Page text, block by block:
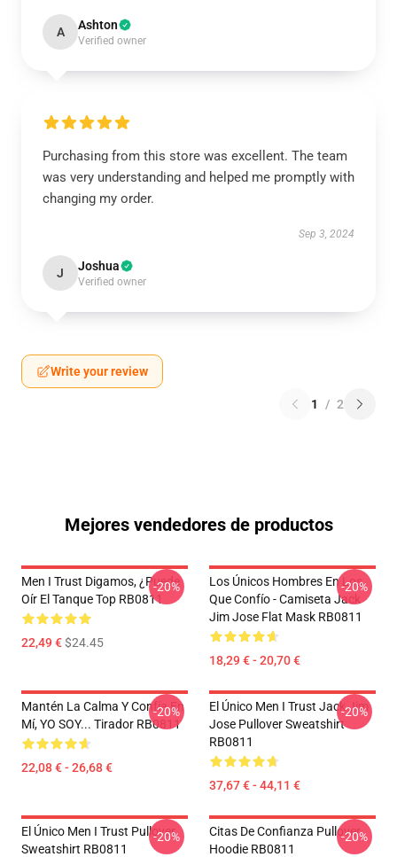
A Ashton
Verified owner
Purchasing from this store was excellent. The team
was very understanding and helped me promptly with
changing my order.
Sep 3, 2024
J Joshua
Verified owner
Write your review
1 / 2
Mejores vendedores de productos
Men I Trust Digamos, ¿puede
Oír El Tanque Top RB0811
22,49 €$24.45
-20%
Los Únicos Hombres En Los
Que Confío - Camiseta Jack
Jim Jose Flat Mask RB0811
18,29 € - 20,70 €
-20%
Mantén La Calma Y Confía En
Mí, YO SOY... Tirador RB0811
22,08 € - 26,68 €
-20%
El Único Men I Trust Jack Jim
Jose Pullover Sweatshirt
RB0811
37,67 € - 44,11 €
-20%
El Único Men I Trust Pullover
Sweatshirt RB0811
-20%
Citas De Confianza Pullover
Hoodie RB0811
-20%